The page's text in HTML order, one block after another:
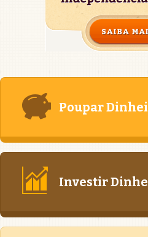
Poupar
Investir